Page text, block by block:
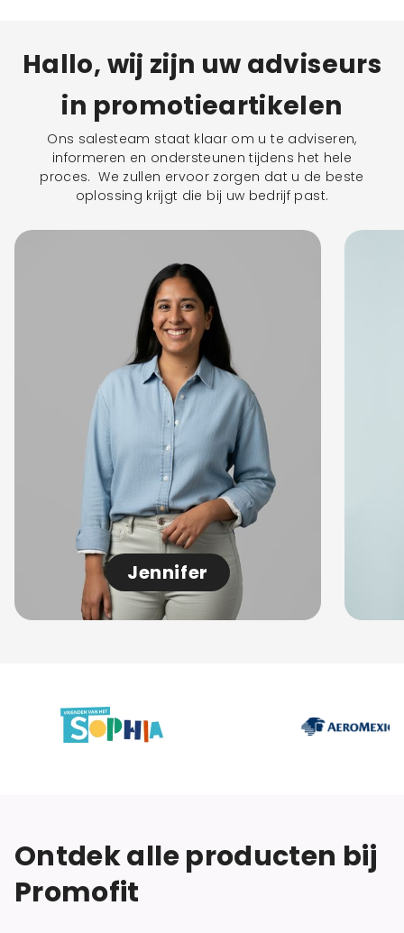
Hallo, wij zijn uw adviseurs
in promotieartikelen
Ons salesteam staat klaar om u te adviseren,
informeren en ondersteunen tijdens het hele
proces. We zullen ervoor zorgen dat u de beste
oplossing krijgt die bij uw bedrijf past.
Jennifer
Ontdek alle producten bij
Promofit